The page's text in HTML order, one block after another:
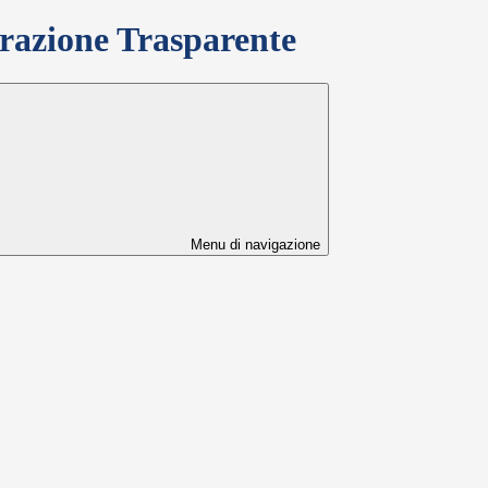
Trasparente
Menu di navigazione